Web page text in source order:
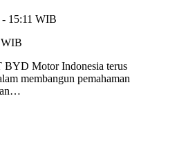
15:11 WIB
Motor Indonesia terus
membangun pemahaman